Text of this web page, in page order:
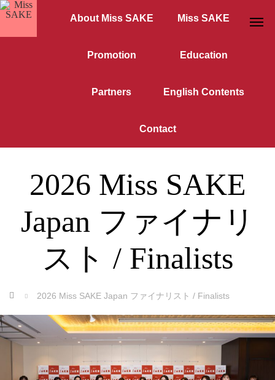
About Miss SAKE Miss SAKE
Promotion Education
Partners English Contents
Contact
2026 Miss SAKE
Japan ファイナリ
スト / Finalists
ホーム 2026 Miss SAKE Japan ファイナリスト / Finalists